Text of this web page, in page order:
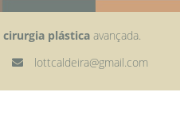
cirurgia plástica avançada.
lottcaldeira@gmail.com